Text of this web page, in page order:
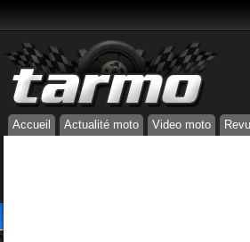
Accueil Actualité moto Video moto